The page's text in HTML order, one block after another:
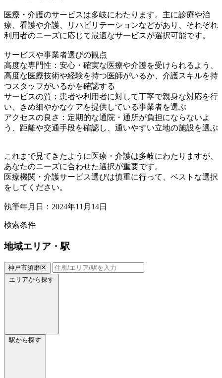
医療・介護のサービスは多岐にわたります。主に診療や治
療、看護や介護、リハビリテーションなどがあり、それぞれ
利用者のニーズに応じて最適なサービスが選択可能です。
サービスや事業者選びの観点
高度な専門性：安心・確実な医療や介護を受けられるよう、
高度な医療技術や経験を持つ医師がいるか、介護スキルを持
つスタッフがいるかを確認する
サービスの質：患者や利用者に対して丁寧で親身な対応を行
い、きめ細やかなケアを提供している事業者を選ぶ
アクセスの良さ：定期的な通院・通所が負担にならないよ
う、距離や交通手段を確認し、通いやすい立地の施設を選ぶ
これまで見てきたように医療・介護は多岐にわたりますが、
あなたのニーズに合わせた選択が重要です。
医療機関・介護サービス選びは慎重に行って、ベストな選択
をしてください。
執筆年月日：2024年11月14日
検索条件
地域エリア・駅
神戸市須磨区
エリアから探す
駅から探す